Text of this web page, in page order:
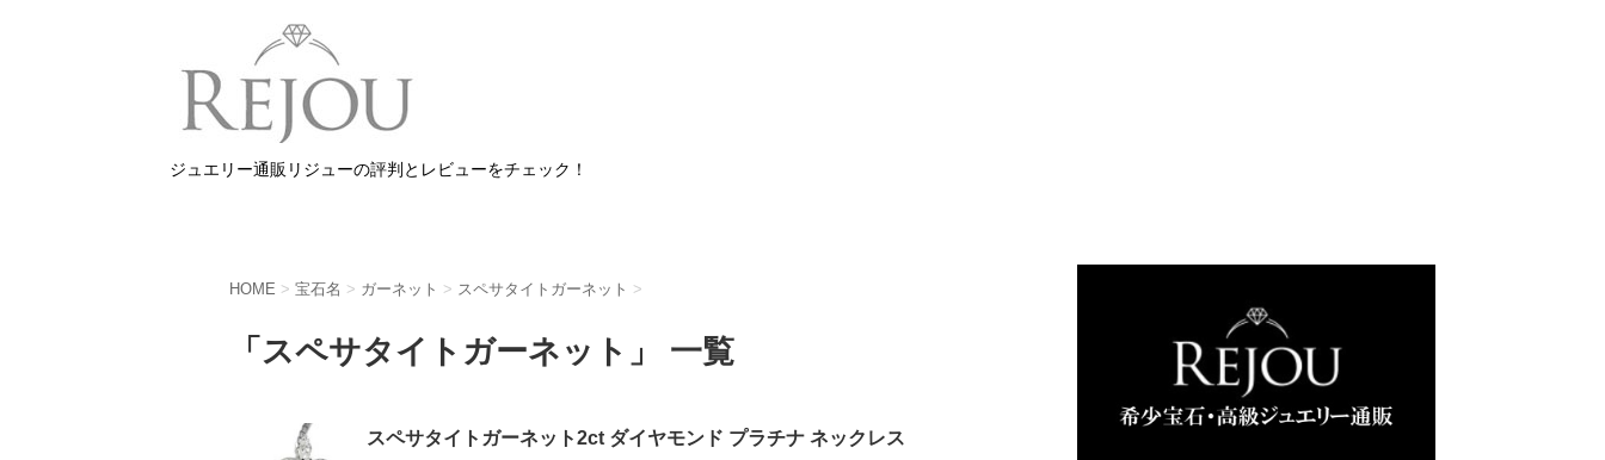
ジュエリー通販リジューの評判とレビューをチェック！
HOME > 宝石名 > ガーネット > スペサタイトガーネット >
「スペサタイトガーネット」 一覧
スペサタイトガーネット2ct ダイヤモンド プラチナ ネックレス